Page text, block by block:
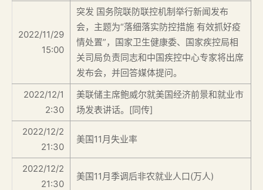
2022/11/29
15:00
突发 国务院联防联控机制举行新闻发布
会，主题为“落细落实防控措施 有效抓好疫
情处置”，国家卫生健康委、国家疾控局相
关司局负责同志和中国疾控中心专家将出席
发布会，并回答媒体提问。
2022/12/1
2:30
美联储主席鲍威尔就美国经济前景和就业市
场发表讲话。[同传]
2022/12/2
21:30
美国11月失业率
2022/12/2
21:30
美国11月季调后非农就业人口(万人)